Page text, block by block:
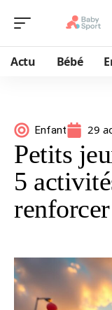
Actu Bébé
Enfant 29
Petits
5